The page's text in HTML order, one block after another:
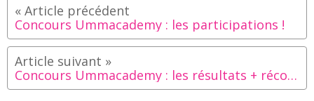
Concours Ummacademy : les participations !
Concours Ummacademy : les résultats + récompense exceptionnelle !